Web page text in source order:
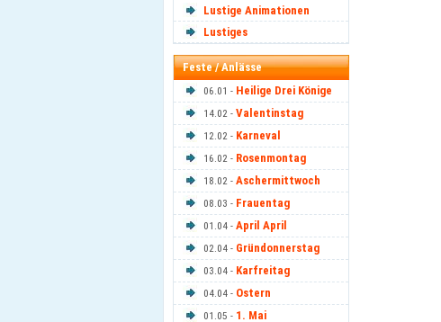
Lustige Animationen
Lustiges
Feste / Anlässe
06.01 - Heilige Drei Könige
14.02 - Valentinstag
12.02 - Karneval
16.02 - Rosenmontag
18.02 - Aschermittwoch
08.03 - Frauentag
01.04 - April April
02.04 - Gründonnerstag
03.04 - Karfreitag
04.04 - Ostern
01.05 - 1. Mai